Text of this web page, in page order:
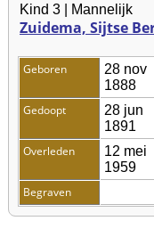
Kind 3 | Mannelijk
Zuidema, Sijtse
Geboren
28 nov
1888
Gedoopt
28 jun
1891
Overleden
12 mei
1959
Begraven